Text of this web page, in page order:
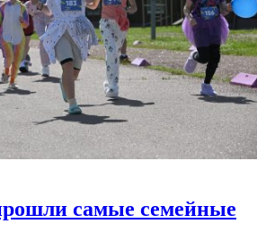
самые семейные